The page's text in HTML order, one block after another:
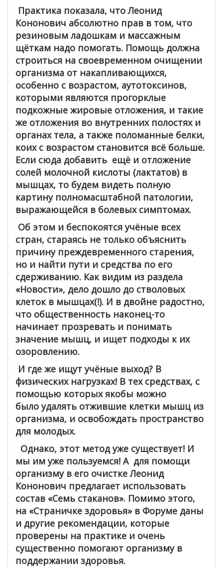
Практика показала, что Леонид
Кононович абсолютно прав в том, что
резиновым ладошкам и массажным
щёткам надо помогать. Помощь должна
строиться на своевременном очищении
организма от накапливающихся,
особенно с возрастом, аутотоксинов,
которыми являются прогорклые
подкожные жировые отложения, и такие
же отложения во внутренних полостях и
органах тела, а также поломанные белки,
коих с возрастом становится всё больше.
Если сюда добавить ещё и отложение
солей молочной кислоты (лактатов) в
мышцах, то будем видеть полную
картину полномасштабной патологии,
выражающейся в болевых симптомах.
Об этом и беспокоятся учёные всех
стран, стараясь не только объяснить
причину преждевременного старения,
но и найти пути и средства по его
сдерживанию. Как видим из раздела
«Новости», дело дошло до стволовых
клеток в мышцах(!). И в двойне радостно,
что общественность наконец-то
начинает прозревать и понимать
значение мышц, и ищет подходы к их
озоровлению.
И где же ищут учёные выход? В
физических нагрузках! В тех средствах, с
помощью которых якобы можно
было удалять отжившие клетки мышц из
организма, и освобождать пространство
для молодых.
Однако, этот метод уже существует! И
мы им уже пользуемся! А для помощи
организму в его очистке Леонид
Кононович предлагает использовать
состав «Семь стаканов». Помимо этого,
на «Страничке здоровья» в Форуме даны
и другие рекомендации, которые
проверены на практике и очень
существенно помогают организму в
поддержании здоровья.